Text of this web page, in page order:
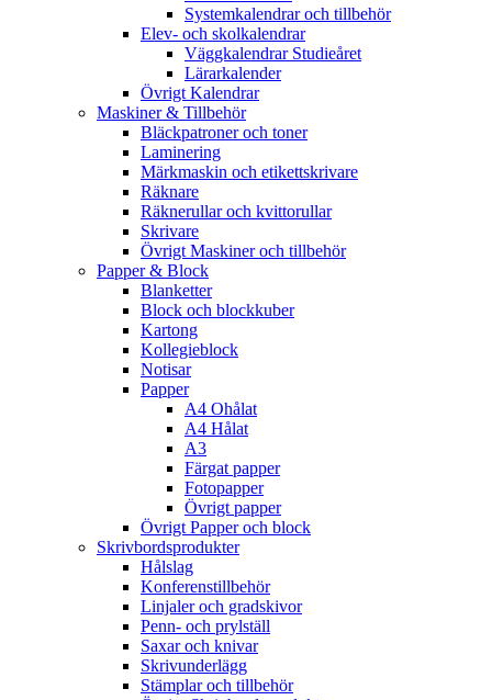
Systemkalendrar och tillbehör
Elev- och skolkalendrar
Väggkalendrar Studieåret
Lärarkalender
Övrigt Kalendrar
Maskiner & Tillbehör
Bläckpatroner och toner
Laminering
Märkmaskin och etikettskrivare
Räknare
Räknerullar och kvittorullar
Skrivare
Övrigt Maskiner och tillbehör
Papper & Block
Blanketter
Block och blockkuber
Kartong
Kollegieblock
Notisar
Papper
A4 Ohålat
A4 Hålat
A3
Färgat papper
Fotopapper
Övrigt papper
Övrigt Papper och block
Skrivbordsprodukter
Hålslag
Konferenstillbehör
Linjaler och gradskivor
Penn- och prylställ
Saxar och knivar
Skrivunderlägg
Stämplar och tillbehör